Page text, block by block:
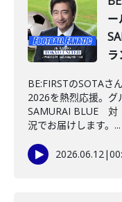
ー
ラ
BE:FIRSTのSOTAさ
2026を熱烈応援。グ
SAMURAI BLUE 対
況でお届けします。...
2026.06.12|